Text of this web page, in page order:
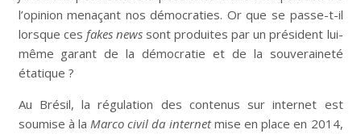
l’opinion menaçant nos démocraties. Or que se passe-t-il
lorsque ces fakes newssont produites par un président lui-
même garant de la démocratie et de la souveraineté
étatique ?
Au Brésil, la régulation des contenus sur internet est
soumise à laMarco civil da internetmise en place en 2014,